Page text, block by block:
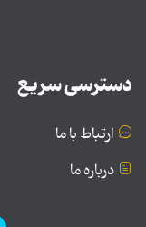
دسترسی سریع
ارتباط با ما
درباره ما